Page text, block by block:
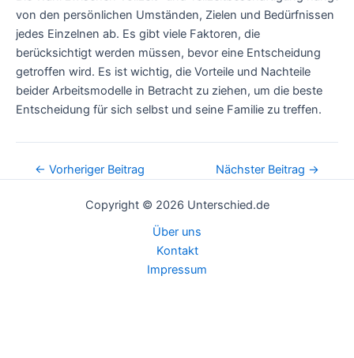
von den persönlichen Umständen, Zielen und Bedürfnissen
jedes Einzelnen ab. Es gibt viele Faktoren, die
berücksichtigt werden müssen, bevor eine Entscheidung
getroffen wird. Es ist wichtig, die Vorteile und Nachteile
beider Arbeitsmodelle in Betracht zu ziehen, um die beste
Entscheidung für sich selbst und seine Familie zu treffen.
Post← Vorheriger Beitrag Nächster Beitrag →
Copyright © 2026 Unterschied.de
Über uns
Kontakt
Impressum